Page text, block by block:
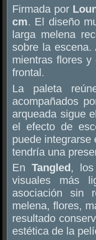
Firmada por
cm. El diseño
larga melena
sobre la escena.
mientras flores y
frontal.
La paleta
acompañados
arqueada sigue
el efecto de
puede integrarse
tendría una
En Tangled , los
visuales más
asociación sin
melena, flores,
resultado
estética de la